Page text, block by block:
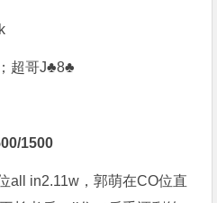
超哥J♣8♣
1500
all in2.11w，郭萌在CO位直